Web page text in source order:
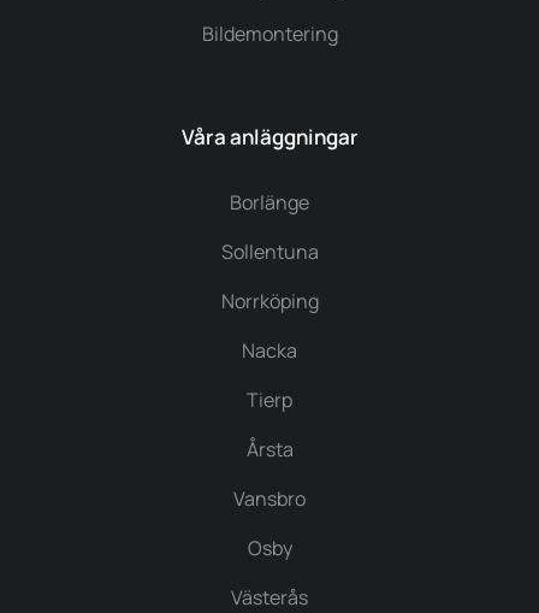
Bildemontering
Våra anläggningar
Borlänge
Sollentuna
Norrköping
Nacka
Tierp
Årsta
Vansbro
Osby
Västerås